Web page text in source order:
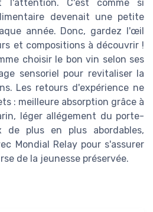
l'attention. C'est comme si
devenait une petite
année. Donc, gardez l'œil
et compositions à découvrir !
choisir le bon vin selon ses
sensoriel pour revitaliser la
Les retours d'expérience ne
: meilleure absorption grâce à
léger allégement du porte-
de plus en plus abordables,
Mondial Relay pour s'assurer
de la jeunesse préservée.